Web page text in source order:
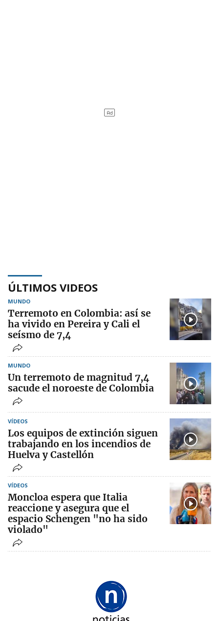
ÚLTIMOS VIDEOS
MUNDO
Terremoto en Colombia: así se
ha vivido en Pereira y Cali el
seísmo de 7,4
MUNDO
Un terremoto de magnitud 7,4
sacude el noroeste de Colombia
VÍDEOS
Los equipos de extinción siguen
trabajando en los incendios de
Huelva y Castellón
VÍDEOS
Moncloa espera que Italia
reaccione y asegura que el
espacio Schengen "no ha sido
violado"